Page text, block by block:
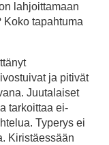
lahjoittamaan
tapahtuma
ja pitivät
Juutalaiset
tarkoittaa ei-
Typerys ei
Kiristäessään